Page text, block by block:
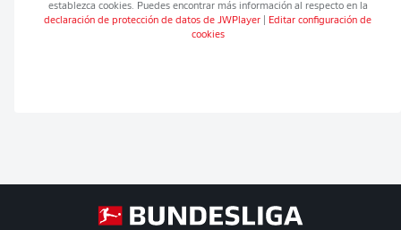
establezca cookies. Puedes encontrar más información al respecto en la
declaración de protección de datos de JWPlayer
Editar configuración de
cookies